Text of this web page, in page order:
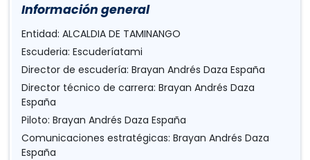
Información general
Entidad: ALCALDIA DE TAMINANGO
Escuderia: Escuderíatami
Director de escudería: Brayan Andrés Daza España
Director técnico de carrera: Brayan Andrés Daza
España
Piloto: Brayan Andrés Daza España
Comunicaciones estratégicas: Brayan Andrés Daza
España